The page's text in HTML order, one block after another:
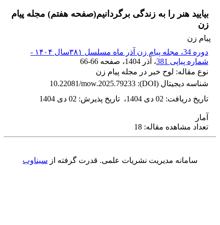
بیایید هنر را به زندگی برگردانیم(صفحه هفتم) مجله پیام
زن
پیام زن
دوره 34، مجله پیام زن آذر ماه مسلسل ۳۸۱سال ۱۴۰۴ -
شماره پیاپی 381
، آذر 1404 ، صفحه 66-66
نوع مقاله: لوح خبر در مجله پیام زن
شناسه دیجیتال (DOI):
10.22081/mow.2025.79233
تاریخ دریافت: 02 دی 1404 ، تاریخ پذیرش: 02 دی 1404
آمار
تعداد مشاهده مقاله: 18
سامانه مدیریت نشریات علمی. قدرت گرفته از سیناوب